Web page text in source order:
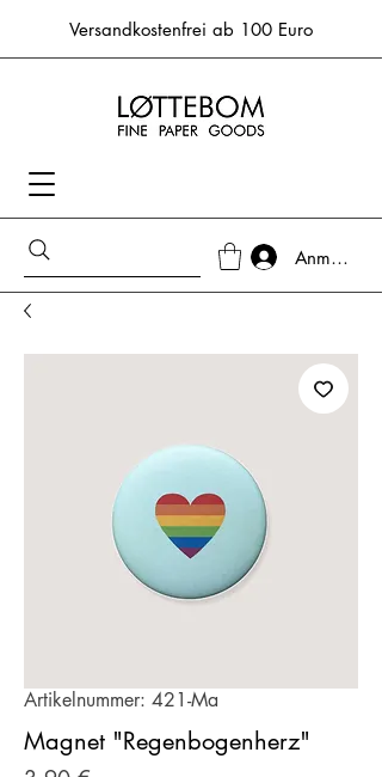
Anmelden
Versandkostenfrei ab 100 Euro
Artikelnummer: 421-Ma
Magnet "Regenbogenherz"